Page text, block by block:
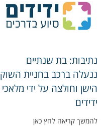
נתיבות: בת שנתיים
ננעלה ברכב בחניית השוק
הישן וחולצה על ידי מלאכי
ידידים
להמשך קריאה לחץ כאן